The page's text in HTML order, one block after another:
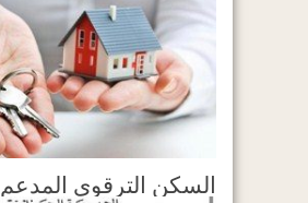
السكن الترقوي المدعم